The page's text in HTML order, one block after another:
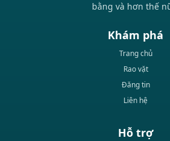
bằng và hơn thế
Khám phá
Trang chủ
Rao vặt
Đăng tin
Liên hệ
Hỗ trợ